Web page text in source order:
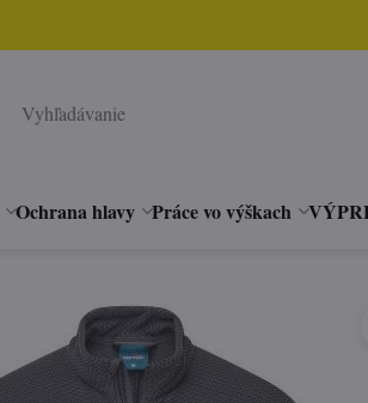
Ochrana hlavy Práce vo výškach